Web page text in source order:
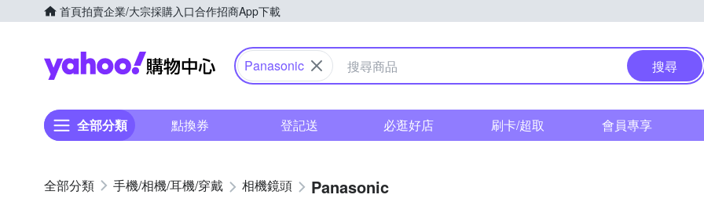
首頁拍賣企業/大宗採購入口合作招商App下載
Yahoo購物中心
Panasonic 搜尋
全部分類 點換券 登記送 必逛好店 刷卡/超取 會員專享
手機/相機/耳機/穿戴 相機鏡頭 Panasonic